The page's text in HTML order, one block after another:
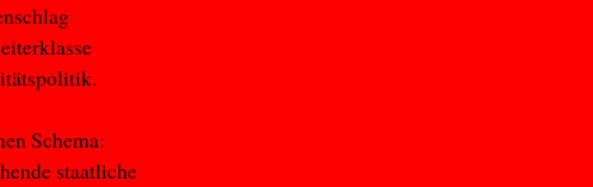
Schema:
staatliche